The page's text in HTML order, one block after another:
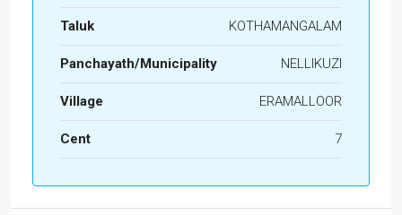
Taluk KOTHAMANGALAM
Panchayath/Municipality NELLIKUZI
Village ERAMALLOOR
Cent 7